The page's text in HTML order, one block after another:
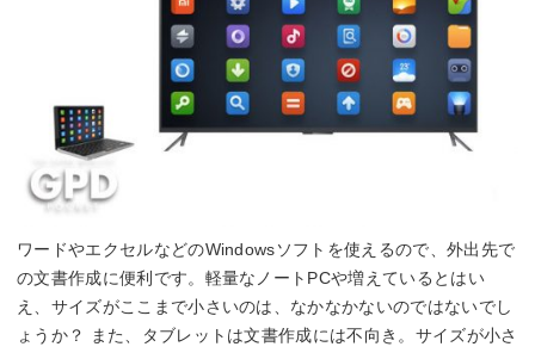
ワードやエクセルなどのWindowsソフトを使えるので、外出先で
の文書作成に便利です。軽量なノートPCや増えているとはい
え、サイズがここまで小さいのは、なかなかないのではないでし
ょうか？ また、タブレットは文書作成には不向き。サイズが小さ